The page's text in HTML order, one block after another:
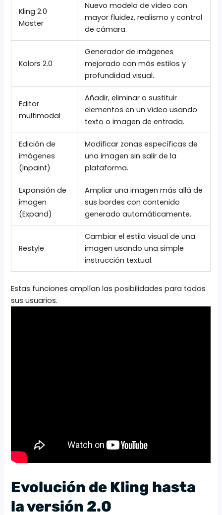
Kling 2.0
Master
Nuevo modelo de vídeo con
mayor fluidez, realismo y control
de cámara.
Kolors 2.0
Generador de imágenes
mejorado con más estilos y
profundidad visual.
Editor
multimodal
Añadir, eliminar o sustituir
elementos en un vídeo usando
texto o imagen de entrada.
Edición de
imágenes
(Inpaint)
Modificar zonas específicas de
una imagen sin salir de la
plataforma.
Expansión de
imagen
(Expand)
Ampliar una imagen más allá de
sus bordes con contenido
generado automáticamente.
Restyle
Cambiar el estilo visual de una
imagen usando una simple
instrucción textual.
Estas funciones amplían las posibilidades para todos
sus usuarios.
Evolución de Kling hasta
la versión 2.0